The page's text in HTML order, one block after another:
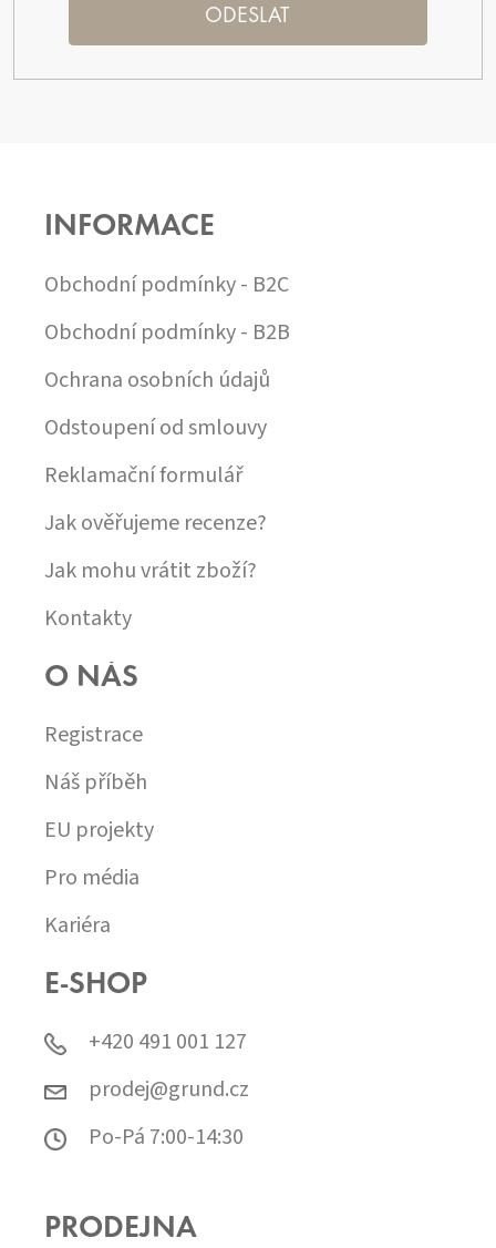
ODESLAT
INFORMACE
Obchodní podmínky - B2C
Obchodní podmínky - B2B
Ochrana osobních údajů
Odstoupení od smlouvy
Reklamační formulář
Jak ověřujeme recenze?
Jak mohu vrátit zboží?
Kontakty
O NÁS
Registrace
Náš příběh
EU projekty
Pro média
Kariéra
E-SHOP
+420 491 001 127
prodej@grund.cz
Po-Pá 7:00-14:30
PRODEJNA